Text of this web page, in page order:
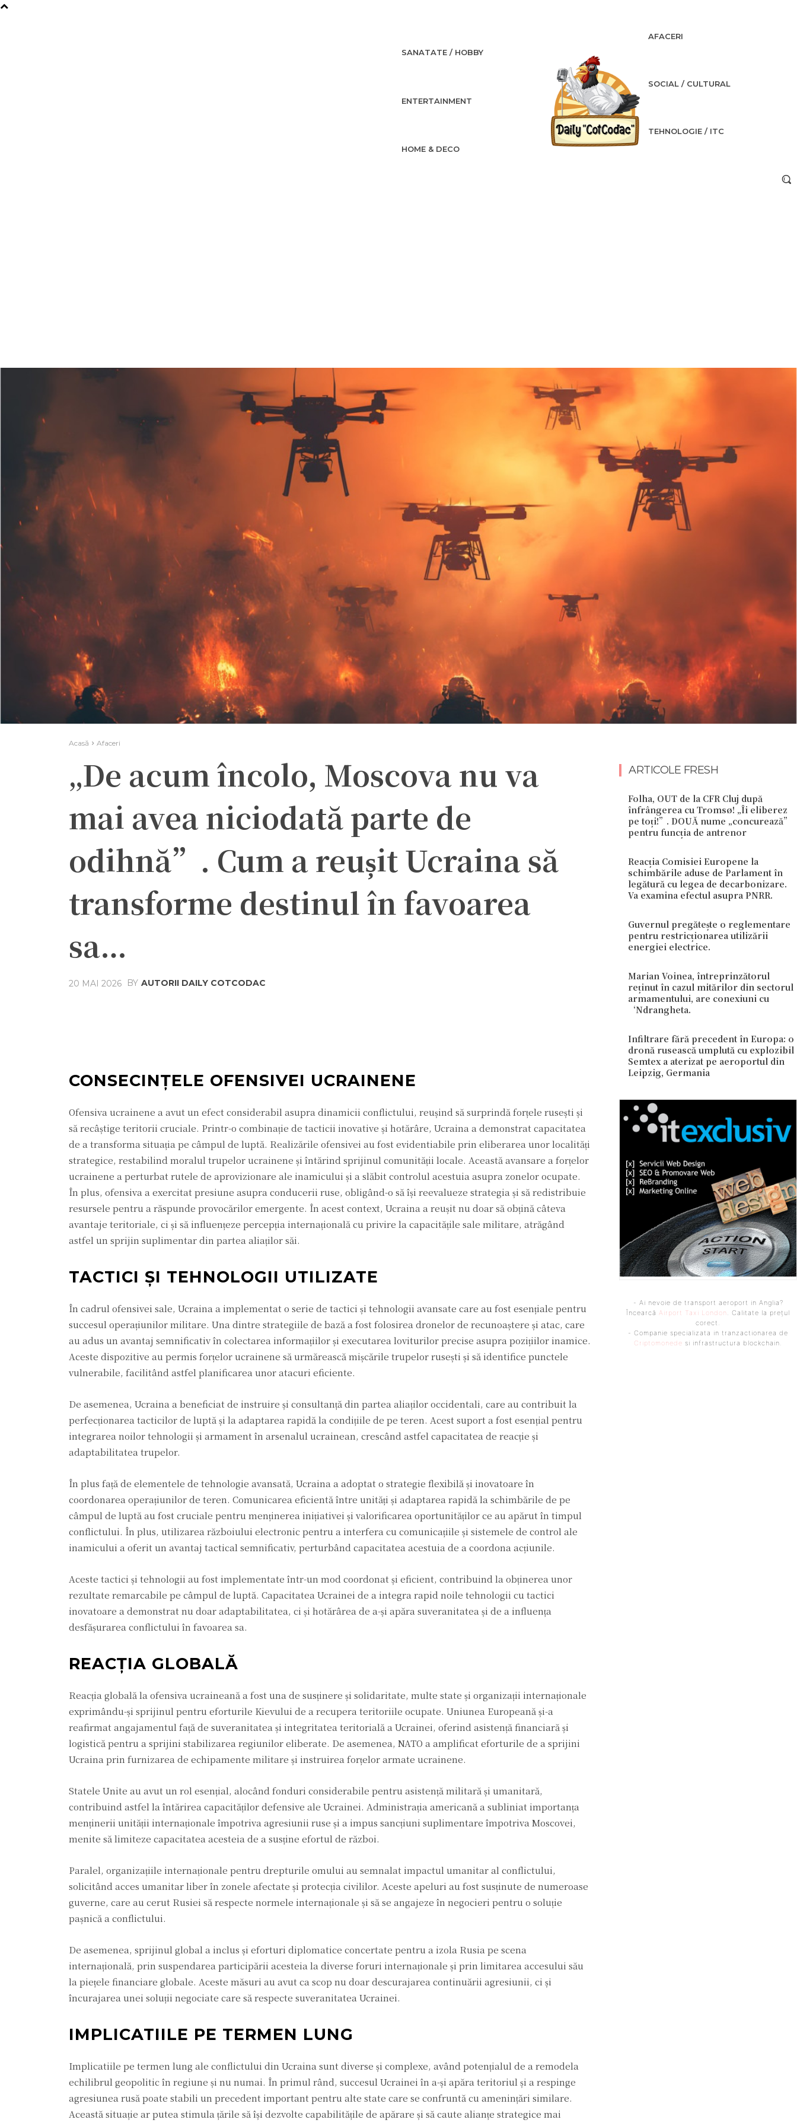
SANATATE / HOBBY
ENTERTAINMENT
HOME & DECO
AFACERI
SOCIAL / CULTURAL
TEHNOLOGIE / ITC
Acasă Afaceri
„De acum încolo, Moscova nu va
mai avea niciodată parte de
odihnă”. Cum a reușit Ucraina să
transforme destinul în favoarea
sa…
20 MAI 2026 BY AUTORII DAILY COTCODAC
CONSECINȚELE OFENSIVEI UCRAINENE
Ofensiva ucrainene a avut un efect considerabil asupra dinamicii conflictului, reușind să surprindă forțele rusești și
să recâștige teritorii cruciale. Printr-o combinație de tacticii inovative și hotărâre, Ucraina a demonstrat capacitatea
de a transforma situația pe câmpul de luptă. Realizările ofensivei au fost evidentiabile prin eliberarea unor localități
strategice, restabilind moralul trupelor ucrainene și întărind sprijinul comunității locale. Această avansare a forțelor
ucrainene a perturbat rutele de aprovizionare ale inamicului și a slăbit controlul acestuia asupra zonelor ocupate.
În plus, ofensiva a exercitat presiune asupra conducerii ruse, obligând-o să își reevalueze strategia și să redistribuie
resursele pentru a răspunde provocărilor emergente. În acest context, Ucraina a reușit nu doar să obțină câteva
avantaje teritoriale, ci și să influențeze percepția internațională cu privire la capacitățile sale militare, atrăgând
astfel un sprijin suplimentar din partea aliaților săi.
TACTICI ȘI TEHNOLOGII UTILIZATE
În cadrul ofensivei sale, Ucraina a implementat o serie de tactici și tehnologii avansate care au fost esențiale pentru
succesul operațiunilor militare. Una dintre strategiile de bază a fost folosirea dronelor de recunoaștere și atac, care
au adus un avantaj semnificativ în colectarea informațiilor și executarea loviturilor precise asupra pozițiilor inamice.
Aceste dispozitive au permis forțelor ucrainene să urmărească mișcările trupelor rusești și să identifice punctele
vulnerabile, facilitând astfel planificarea unor atacuri eficiente.
De asemenea, Ucraina a beneficiat de instruire și consultanță din partea aliaților occidentali, care au contribuit la
perfecționarea tacticilor de luptă și la adaptarea rapidă la condițiile de pe teren. Acest suport a fost esențial pentru
integrarea noilor tehnologii și armament în arsenalul ucrainean, crescând astfel capacitatea de reacție și
adaptabilitatea trupelor.
În plus față de elementele de tehnologie avansată, Ucraina a adoptat o strategie flexibilă și inovatoare în
coordonarea operațiunilor de teren. Comunicarea eficientă între unități și adaptarea rapidă la schimbările de pe
câmpul de luptă au fost cruciale pentru menținerea inițiativei și valorificarea oportunităților ce au apărut în timpul
conflictului. În plus, utilizarea războiului electronic pentru a interfera cu comunicațiile și sistemele de control ale
inamicului a oferit un avantaj tactical semnificativ, perturbând capacitatea acestuia de a coordona acțiunile.
Aceste tactici și tehnologii au fost implementate într-un mod coordonat și eficient, contribuind la obținerea unor
rezultate remarcabile pe câmpul de luptă. Capacitatea Ucrainei de a integra rapid noile tehnologii cu tactici
inovatoare a demonstrat nu doar adaptabilitatea, ci și hotărârea de a-și apăra suveranitatea și de a influența
desfășurarea conflictului în favoarea sa.
REACȚIA GLOBALĂ
Reacția globală la ofensiva ucraineană a fost una de susținere și solidaritate, multe state și organizații internaționale
exprimându-și sprijinul pentru eforturile Kievului de a recupera teritoriile ocupate. Uniunea Europeană și-a
reafirmat angajamentul față de suveranitatea și integritatea teritorială a Ucrainei, oferind asistență financiară și
logistică pentru a sprijini stabilizarea regiunilor eliberate. De asemenea, NATO a amplificat eforturile de a sprijini
Ucraina prin furnizarea de echipamente militare și instruirea forțelor armate ucrainene.
Statele Unite au avut un rol esențial, alocând fonduri considerabile pentru asistență militară și umanitară,
contribuind astfel la întărirea capacităților defensive ale Ucrainei. Administrația americană a subliniat importanța
menținerii unității internaționale împotriva agresiunii ruse și a impus sancțiuni suplimentare împotriva Moscovei,
menite să limiteze capacitatea acesteia de a susține efortul de război.
Paralel, organizațiile internaționale pentru drepturile omului au semnalat impactul umanitar al conflictului,
solicitând acces umanitar liber în zonele afectate și protecția civililor. Aceste apeluri au fost susținute de numeroase
guverne, care au cerut Rusiei să respecte normele internaționale și să se angajeze în negocieri pentru o soluție
pașnică a conflictului.
De asemenea, sprijinul global a inclus și eforturi diplomatice concertate pentru a izola Rusia pe scena
internațională, prin suspendarea participării acesteia la diverse foruri internaționale și prin limitarea accesului său
la piețele financiare globale. Aceste măsuri au avut ca scop nu doar descurajarea continuării agresiunii, ci și
încurajarea unei soluții negociate care să respecte suveranitatea Ucrainei.
IMPLICATIILE PE TERMEN LUNG
Implicatiile pe termen lung ale conflictului din Ucraina sunt diverse și complexe, având potențialul de a remodela
echilibrul geopolitic în regiune și nu numai. În primul rând, succesul Ucrainei în a-și apăra teritoriul și a respinge
agresiunea rusă poate stabili un precedent important pentru alte state care se confruntă cu amenințări similare.
Această situație ar putea stimula țările să își dezvolte capabilitățile de apărare și să caute alianțe strategice mai
ARTICOLE FRESH
Folha, OUT de la CFR Cluj după
înfrângerea cu Tromsø! „Îi eliberez
pe toți!”. DOUĂ nume „concurează”
pentru funcția de antrenor
Reacția Comisiei Europene la
schimbările aduse de Parlament în
legătură cu legea de decarbonizare.
Va examina efectul asupra PNRR.
Guvernul pregătește o reglementare
pentru restricționarea utilizării
energiei electrice.
Marian Voinea, întreprinzătorul
reținut în cazul mitărilor din sectorul
armamentului, are conexiuni cu
‘Ndrangheta.
Infiltrare fără precedent în Europa: o
dronă rusească umplută cu explozibil
Semtex a aterizat pe aeroportul din
Leipzig, Germania
- Ai nevoie de transport aeroport in Anglia?
Încearcă Airport Taxi London . Calitate la prețul
corect.
- Companie specializata in tranzactionarea de
Criptomonede si infrastructura blockchain.